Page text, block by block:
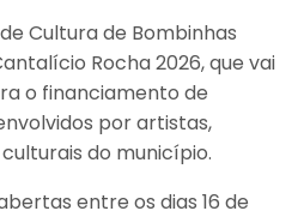
Cultura de Bombinhas
Rocha 2026, que vai
o financiamento de
por artistas,
do município.
entre os dias 16 de